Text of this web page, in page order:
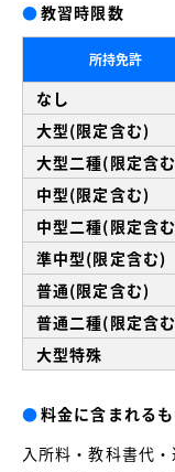
●教習時限数
所持免許
なし
大型(限定含む)
大型二種(限定含
中型(限定含む)
中型二種(限定含
準中型(限定含む)
普通(限定含む)
普通二種(限定含
大型特殊
●料金に含まれる
入所料・教科書代